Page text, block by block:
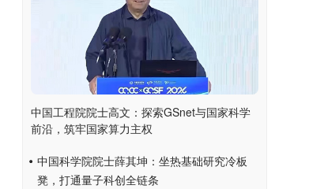
中国工程院院士高文：探索GSnet与国家科学
前沿，筑牢国家算力主权
中国科学院院士薛其坤：坐热基础研究冷板
凳，打通量子科创全链条